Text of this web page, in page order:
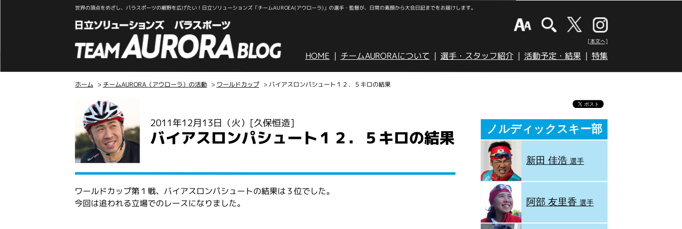
世界の頂点をめざし、パラスポーツの裾野を広げたい！日立ソリューションズ「チームAUROEA(アウローラ)」の選手・監督が、日常の素顔から大会日記までをお届けします。
[本文へ]
HOME チームAURORAについて 選手・スタッフ紹介 活動予定・結果 特集
ホーム > チームAURORA（アウローラ）の活動 > ワールドカップ > バイアスロンパシュート１２．５キロの結果
2011年12月13日（火） [久保恒造]
バイアスロンパシュート１２．５キロの結果
ワールドカップ第１戦、バイアスロンパシュートの結果は３位でした。
今回は追われる立場でのレースになりました。
ノルディックスキー部
新田 佳浩 選手
阿部 友里香 選手